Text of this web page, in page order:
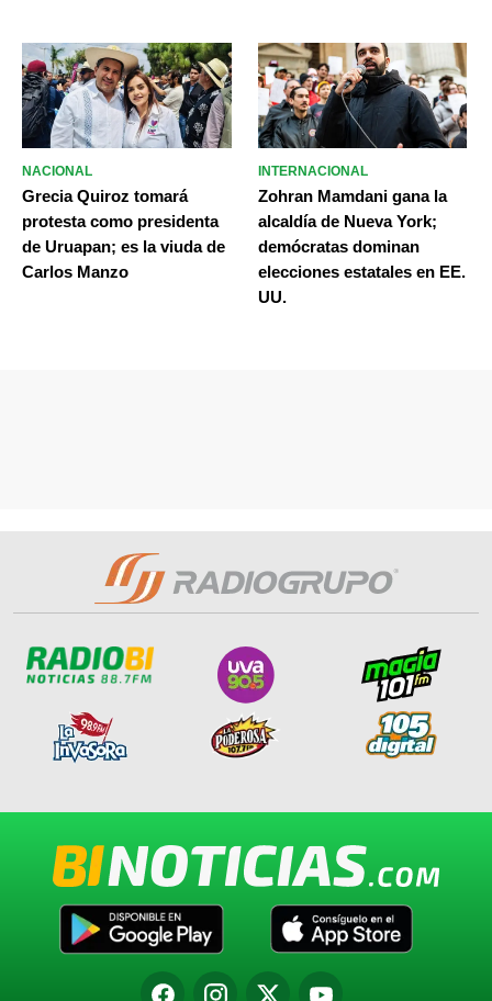
NACIONAL
Grecia Quiroz tomará
protesta como presidenta
de Uruapan; es la viuda de
Carlos Manzo
INTERNACIONAL
Zohran Mamdani gana la
alcaldía de Nueva York;
demócratas dominan
elecciones estatales en EE.
UU.